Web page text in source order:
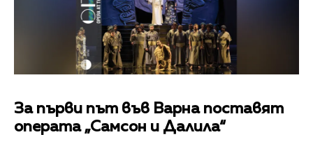
За първи път във Варна поставят
операта „Самсон и Далила“